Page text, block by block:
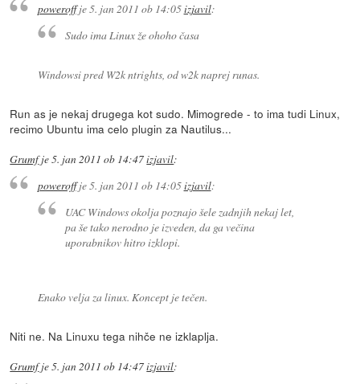
poweroffje5. jan 2011 ob 14:05izjavil:
Sudo ima Linux že ohoho časa
Windowsi pred W2k ntrights, od w2k naprej runas.
Run as je nekaj drugega kot sudo. Mimogrede - to ima tudi Linux,
recimo Ubuntu ima celo plugin za Nautilus...
Grumfje5. jan 2011 ob 14:47izjavil:
poweroffje5. jan 2011 ob 14:05izjavil:
UAC Windows okolja poznajo šele zadnjih nekaj let,
pa še tako nerodno je izveden, da ga večina
uporabnikov hitro izklopi.
Enako velja za linux. Koncept je tečen.
Niti ne. Na Linuxu tega nihče ne izklaplja.
Grumfje5. jan 2011 ob 14:47izjavil: